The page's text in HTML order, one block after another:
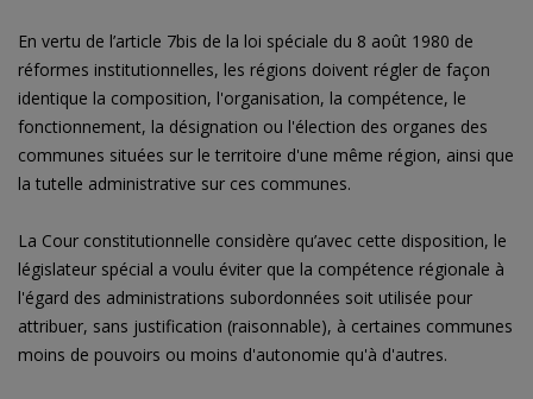
En vertu de l’article 7bis de la loi spéciale du 8 août 1980 de
réformes institutionnelles, les régions doivent régler de façon
identique la composition, l'organisation, la compétence, le
fonctionnement, la désignation ou l'élection des organes des
communes situées sur le territoire d'une même région, ainsi que
la tutelle administrative sur ces communes.
La Cour constitutionnelle considère qu’avec cette disposition, le
législateur spécial a voulu éviter que la compétence régionale à
l'égard des administrations subordonnées soit utilisée pour
attribuer, sans justification (raisonnable), à certaines communes
moins de pouvoirs ou moins d'autonomie qu'à d'autres.